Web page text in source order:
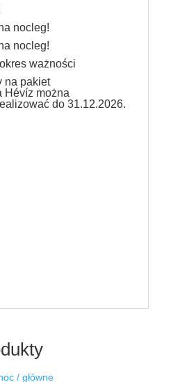
nocleg!
nocleg!
ważności
na pakiet
Hévíz można
do 31.12.2026.